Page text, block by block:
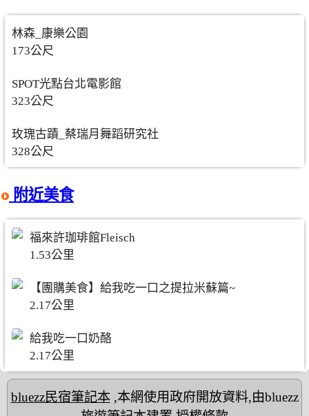
林森_康樂公園
173公尺
SPOT光點台北電影館
323公尺
玫瑰古蹟_蔡瑞月舞蹈研究社
328公尺
附近美食
福來許珈琲館Fleisch
1.53公里
【團購美食】給我吃一口之提拉米蘇篇~
2.17公里
給我吃一口奶酪
2.17公里
bluezz民宿筆記本,本網使用政府開放資料,由bluezz